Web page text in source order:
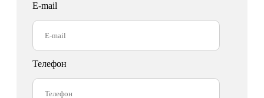
E-mail
Телефон